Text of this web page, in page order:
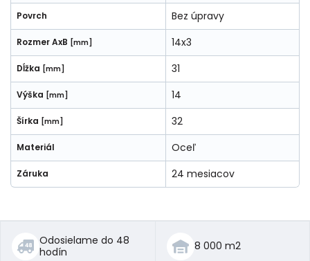
Povrch Bez úpravy
Rozmer AxB [mm] 14x3
Dĺžka [mm] 31
Výška [mm] 14
Šírka [mm] 32
Materiál Oceľ
Záruka 24 mesiacov
Odosielame do 48
hodín
8 000 m2